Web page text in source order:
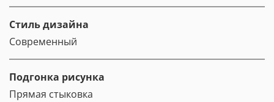
Стиль дизайна
Современный
Подгонка рисунка
Прямая стыковка